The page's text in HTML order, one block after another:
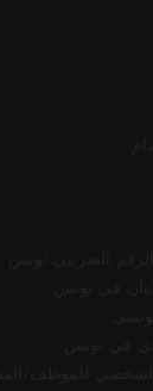
الضريبي تونس
في تونس
في تونس
للموظف/